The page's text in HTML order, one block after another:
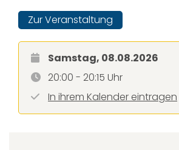
Zur Veranstaltung
Samstag, 08.08.2026
20:00 - 20:15 Uhr
In ihrem Kalender eintragen